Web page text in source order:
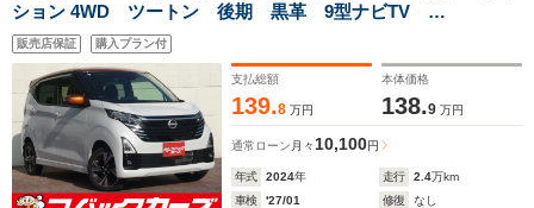
ション 4WD ツートン 後期 黒革 9型ナビTV
Bluetooth ステアリングヒーター LED 全周囲カメラ
ETC オートライト 電動格納ミラー
販売店保証 購入プラン付
支払総額
139.8 万円
本体価格
138.9 万円
通常ローン 月々 10,100円
年式 2024年 走行 2.4万km
車検
'27/01 修復
なし